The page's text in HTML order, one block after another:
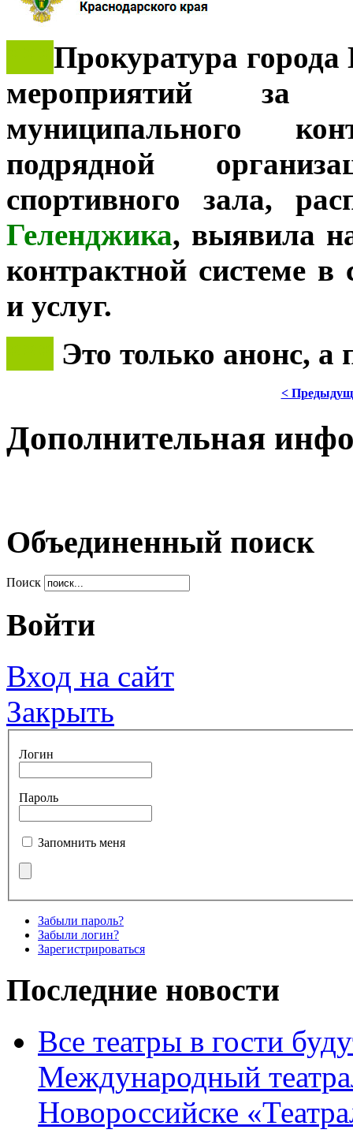
Прокуратура
мероприятий за
муниципального
подрядной
спортивного зала,
Геленджика, выявила
контрактной системе в
и услуг.
Это только анонс, а
<
Дополнительная
Объединенный поиск
Поиск
Войти
Вход на сайт
Закрыть
Логин
Пароль
Запомнить меня
Забыли пароль?
Забыли логин?
Зарегистрироваться
Последние новости
Все театры в гости
Международный
Новороссийске